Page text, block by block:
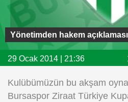
Fikstür
Facebook
Twitter
Instagram
Yönetimden hakem
29 Ocak 2014 | 21:36
Kulübümüzün bu akşam
Bursaspor Ziraat Türkiye